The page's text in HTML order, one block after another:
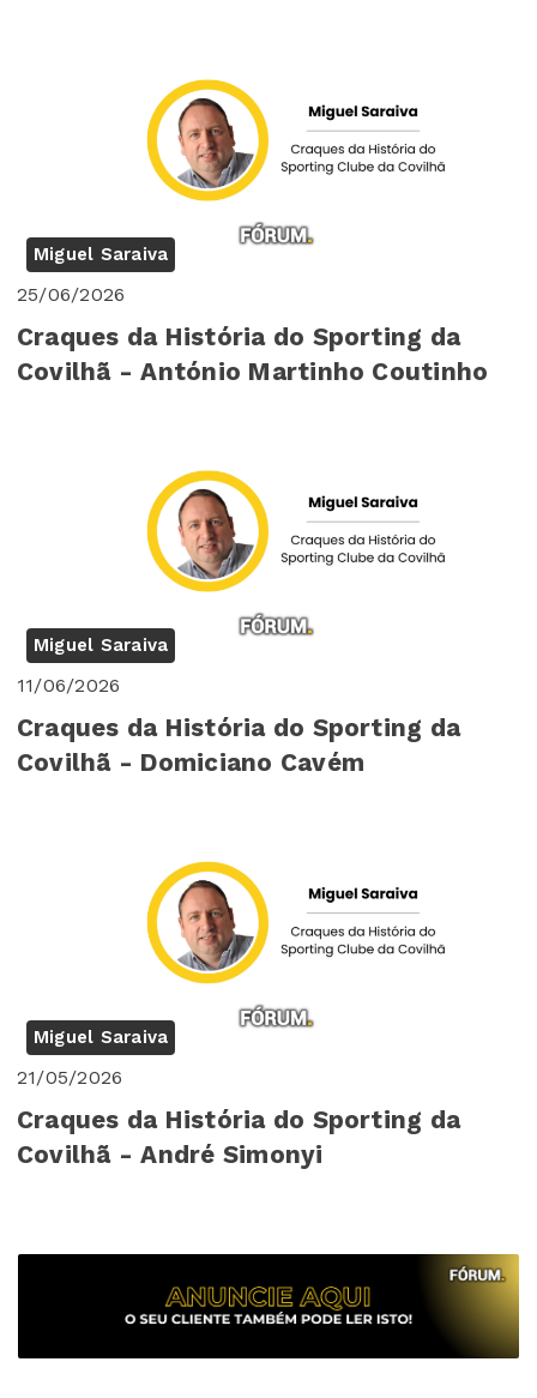
Miguel Saraiva
25/06/2026
Craques da História do Sporting da
Covilhã - António Martinho Coutinho
Miguel Saraiva
11/06/2026
Craques da História do Sporting da
Covilhã - Domiciano Cavém
Miguel Saraiva
21/05/2026
Craques da História do Sporting da
Covilhã - André Simonyi